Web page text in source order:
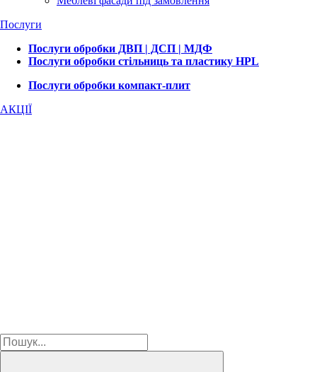
Послуги
Послуги обробки ДВП | ДСП | МДФ
Послуги обробки стільниць та пластику HPL
Послуги обробки компакт-плит
АКЦІЇ